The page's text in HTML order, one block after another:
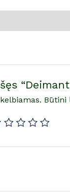
Būtini